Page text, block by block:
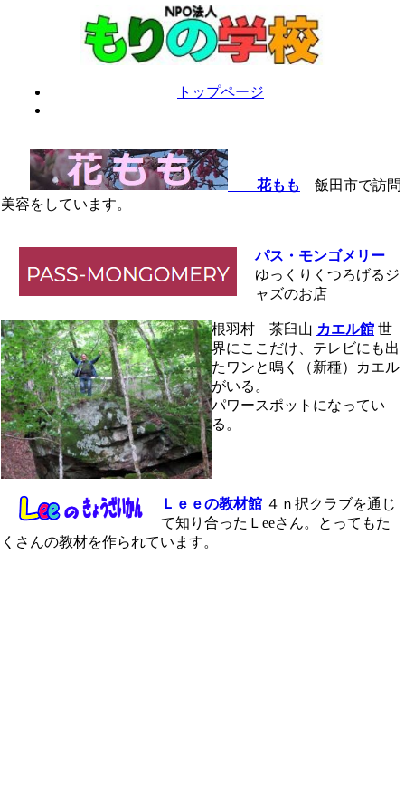
トップページ
花もも
飯田市で訪問
美容をしています。
パス・モンゴメリー
ゆっくりくつろげるジ
ャズのお店
根羽村 茶臼山 カエル館 世
界にここだけ、テレビにも出
たワンと鳴く（新種）カエル
がいる。
パワースポットになってい
る。
Ｌｅｅの教材館 ４ｎ択クラブを通じ
て知り合ったＬeeさん。とってもた
くさんの教材を作られています。